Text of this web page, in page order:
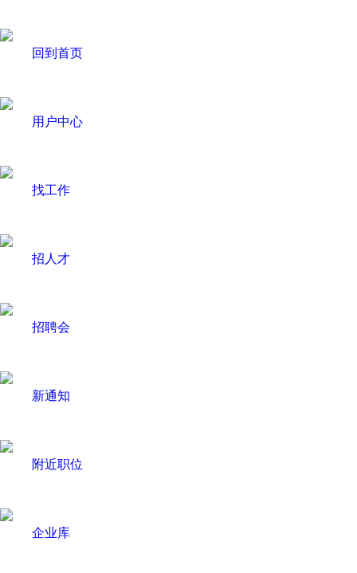
回到首页
用户中心
找工作
招人才
招聘会
新通知
附近职位
企业库